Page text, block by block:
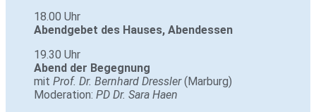
18.00 Uhr
Abend­gebet des Hauses, Abend­essen
19.30 Uhr
Abend der Begeg­nung
mit Prof. Dr. Bern­hard Dressler(Mar­burg)
Mode­ra­tion: PD Dr. Sara Haen